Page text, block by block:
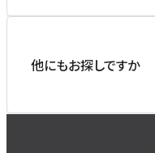
他にもお探しですか